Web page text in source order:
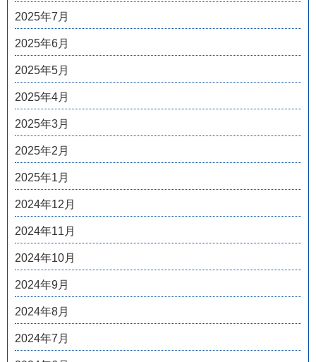
2025年7月
2025年6月
2025年5月
2025年4月
2025年3月
2025年2月
2025年1月
2024年12月
2024年11月
2024年10月
2024年9月
2024年8月
2024年7月